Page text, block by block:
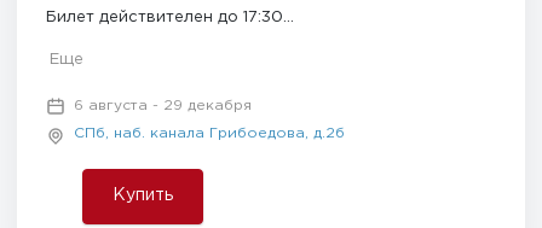
Билет действителен до 17:30...
Еще
6 августа - 29 декабря
СПб, наб. канала Грибоедова, д.2б
Купить